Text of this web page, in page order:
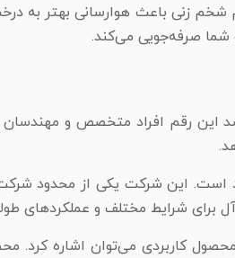
شخم زنی باعث هوا‌رسانی بهتر به
شما صرفه‌جویی می‌کند.
حدود ۸۰۰ کارکن توانست بازدهی عالی ایجاد کند. بهتره
این شرکت یکی از محدود
برای شرایط مختلف و عملکرد‌های
که کاما کسب کرده، به کسب ۸ پروانه ثبت اختراع و